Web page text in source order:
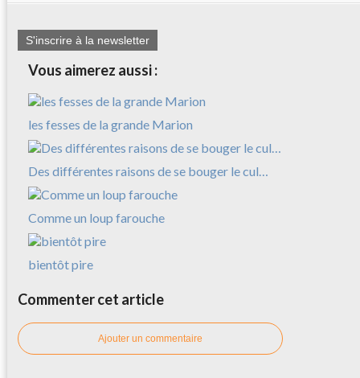
S'inscrire à la newsletter
Vous aimerez aussi :
les fesses de la grande Marion
Des différentes raisons de se bouger le cul…
Comme un loup farouche
bientôt pire
Commenter cet article
Ajouter un commentaire